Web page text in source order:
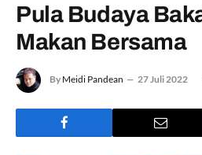
Pula Budaya
Makan Bersama
By Meidi Pandean 27 Juli 2022